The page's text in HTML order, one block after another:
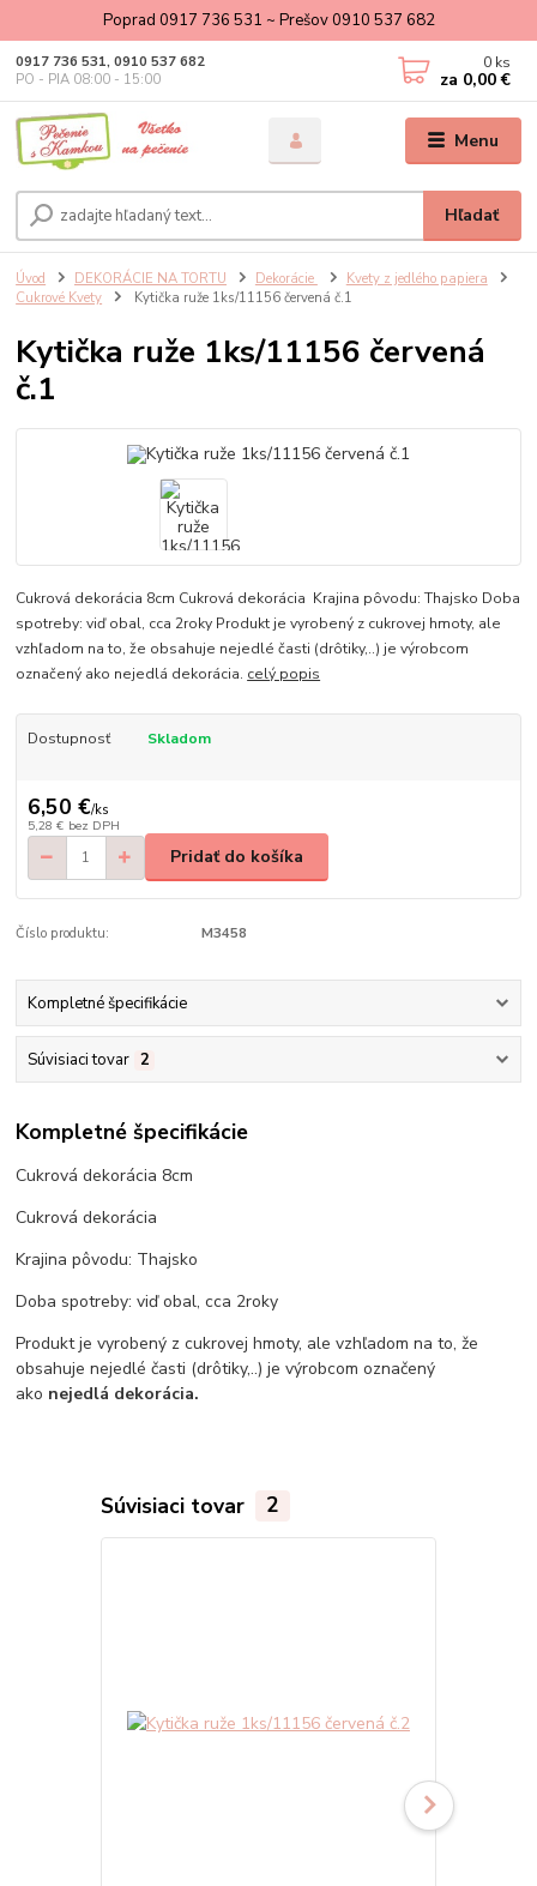
Poprad 0917 736 531 ~ Prešov 0910 537 682
Menu
Hľadať
0917 736 531, 0910 537 682
PO - PIA 08:00 - 15:00
0 ks
za 0,00 €
Úvod DEKORÁCIE NA TORTU Dekorácie
Kvety z jedlého papiera
Cukrové Kvety
Kytička ruže 1ks/11156 červená č.1
Kytička ruže 1ks/11156 červená
č.1
Cukrová dekorácia 8cm Cukrová dekorácia Krajina pôvodu: Thajsko Doba
spotreby: viď obal, cca 2roky Produkt je vyrobený z cukrovej hmoty, ale
vzhľadom na to, že obsahuje nejedlé časti (drôtiky,..) je výrobcom
označený ako nejedlá dekorácia. celý popis
Dostupnosť Skladom
6,50 €/ks
5,28 € bez DPH
Pridať do košíka
Číslo produktu: M3458
Kompletné špecifikácie
Súvisiaci tovar 2
Kompletné špecifikácie
Cukrová dekorácia 8cm
Cukrová dekorácia
Krajina pôvodu: Thajsko
Doba spotreby: viď obal, cca 2roky
Produkt je vyrobený z cukrovej hmoty, ale vzhľadom na to, že
obsahuje nejedlé časti (drôtiky,..) je výrobcom označený
ako nejedlá dekorácia.
Súvisiaci tovar 2